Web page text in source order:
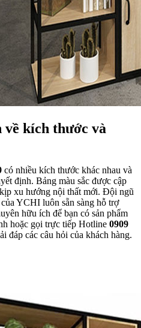
về kích thước và
có nhiều kích thước khác nhau và
định. Bảng màu sắc được cập
xu hướng nội thất mới. Đội ngũ
YCHI luôn sẵn sàng hỗ trợ
hữu ích để bạn có sản phẩm
hoặc gọi trực tiếp Hotline 0909
đáp các câu hỏi của khách hàng.